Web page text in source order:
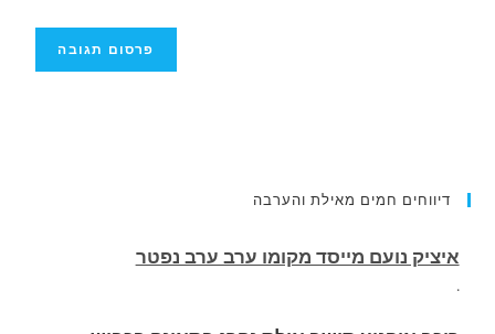
דיווחים חמים מאילת והערבה
רוכב אופנוע תושב אילת נהרג בתאונה בכביש
העוקף